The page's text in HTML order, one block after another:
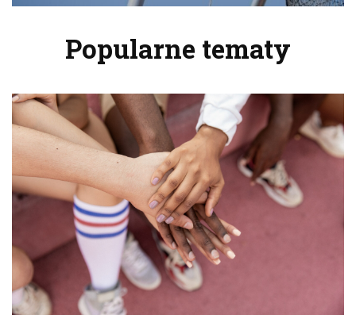
Popularne tematy